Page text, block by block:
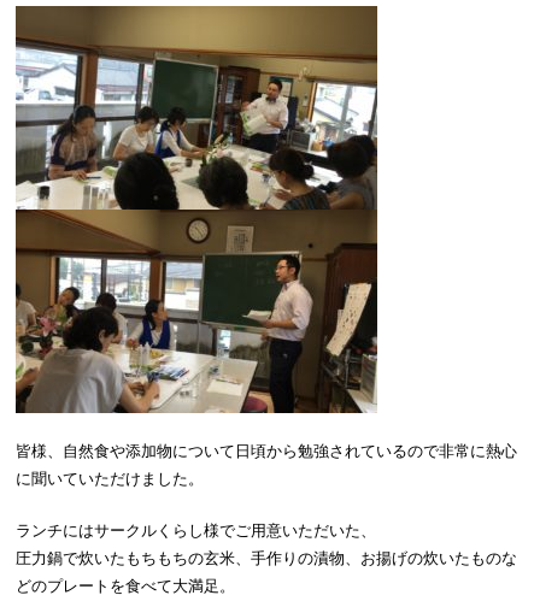
皆様、自然食や添加物について日頃から勉強されているので非常に熱心
に聞いていただけました。
ランチにはサークルくらし様でご用意いただいた、
圧力鍋で炊いたもちもちの玄米、手作りの漬物、お揚げの炊いたものな
どのプレートを食べて大満足。